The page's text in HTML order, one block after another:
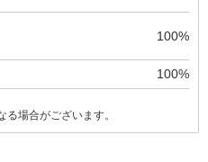
100%
100%
場合がございます。